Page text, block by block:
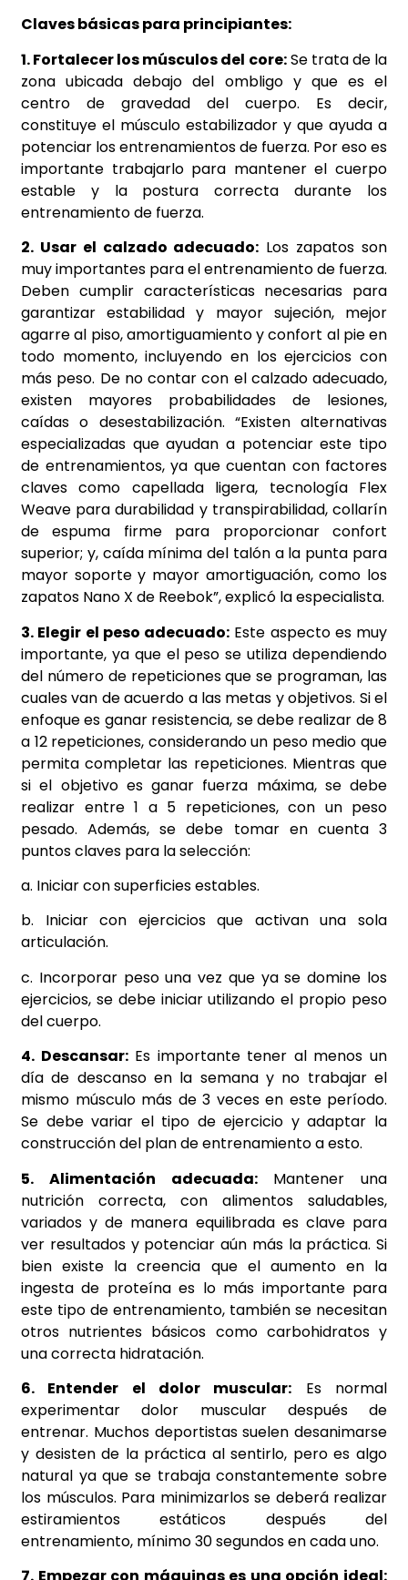
Claves básicas para principiantes:
1. Fortalecer los músculos del core:Se trata de la
zona ubicada debajo del ombligo y que es el
centro de gravedad del cuerpo. Es decir,
constituye el músculo estabilizador y que ayuda a
potenciar los entrenamientos de fuerza. Por eso es
importante trabajarlo para mantener el cuerpo
estable y la postura correcta durante los
entrenamiento de fuerza.
2. Usar el calzado adecuado: Los zapatos son
muy importantes para el entrenamiento de fuerza.
Deben cumplir características necesarias para
garantizar estabilidad y mayor sujeción, mejor
agarre al piso, amortiguamiento y confort al pie en
todo momento, incluyendo en los ejercicios con
más peso. De no contar con el calzado adecuado,
existen mayores probabilidades de lesiones,
caídas o desestabilización. “Existen alternativas
especializadas que ayudan a potenciar este tipo
de entrenamientos, ya que cuentan con factores
claves como capellada ligera, tecnología Flex
Weave para durabilidad y transpirabilidad, collarín
de espuma firme para proporcionar confort
superior; y, caída mínima del talón a la punta para
mayor soporte y mayor amortiguación, como los
zapatos Nano X de Reebok”, explicó la especialista.
3. Elegir el peso adecuado: Este aspecto es muy
importante, ya que el peso se utiliza dependiendo
del número de repeticiones que se programan, las
cuales van de acuerdo a las metas y objetivos. Si el
enfoque es ganar resistencia, se debe realizar de 8
a 12 repeticiones, considerando un peso medio que
permita completar las repeticiones. Mientras que
si el objetivo es ganar fuerza máxima, se debe
realizar entre 1 a 5 repeticiones, con un peso
pesado. Además, se debe tomar en cuenta 3
puntos claves para la selección:
a. Iniciar con superficies estables.
b. Iniciar con ejercicios que activan una sola
articulación.
c. Incorporar peso una vez que ya se domine los
ejercicios, se debe iniciar utilizando el propio peso
del cuerpo.
4. Descansar:Es importante tener al menos un
día de descanso en la semana y no trabajar el
mismo músculo más de 3 veces en este período.
Se debe variar el tipo de ejercicio y adaptar la
construcción del plan de entrenamiento a esto.
5. Alimentación adecuada:Mantener una
nutrición correcta, con alimentos saludables,
variados y de manera equilibrada es clave para
ver resultados y potenciar aún más la práctica. Si
bien existe la creencia que el aumento en la
ingesta de proteína es lo más importante para
este tipo de entrenamiento, también se necesitan
otros nutrientes básicos como carbohidratos y
una correcta hidratación.
6. Entender el dolor muscular: Es normal
experimentar dolor muscular después de
entrenar. Muchos deportistas suelen desanimarse
y desisten de la práctica al sentirlo, pero es algo
natural ya que se trabaja constantemente sobre
los músculos. Para minimizarlos se deberá realizar
estiramientos estáticos después del
entrenamiento, mínimo 30 segundos en cada uno.